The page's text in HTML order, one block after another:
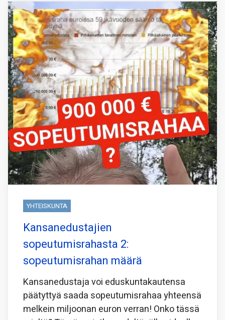
YHTEISKUNTA
Kansanedustajien
sopeutumisrahasta 2:
sopeutumisrahan määrä
Kansanedustaja voi eduskuntakautensa
päätyttyä saada sopeutumisrahaa yhteensä
melkein miljoonan euron verran! Onko tässä